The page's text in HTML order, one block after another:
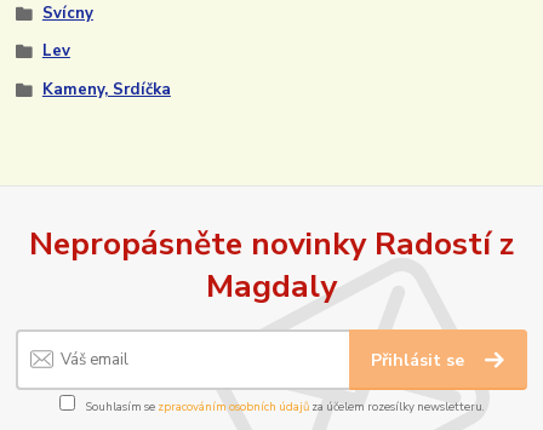
Svícny
Lev
Kameny, Srdíčka
Nepropásněte novinky Radostí z
Magdaly
Přihlásit se
Souhlasím se zpracováním osobních údajůza účelem rozesílky newsletteru.